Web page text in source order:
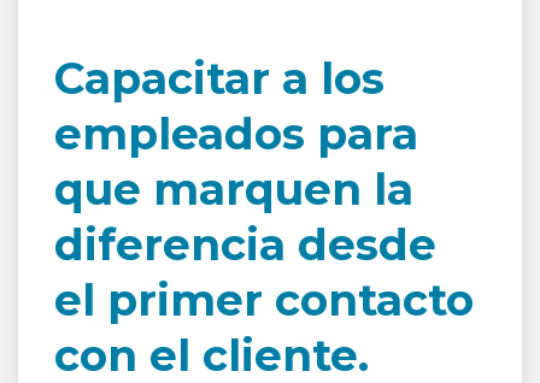
Capacitar a los
empleados para
que marquen la
diferencia desde
el primer contacto
con el cliente.